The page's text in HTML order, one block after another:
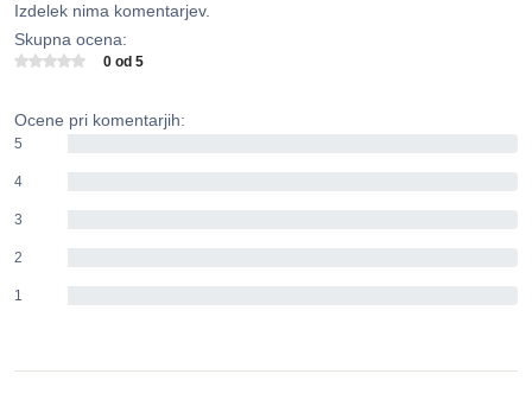
Izdelek nima komentarjev.
Skupna ocena:
0 od 5
Ocene pri komentarjih:
5
4
3
2
1